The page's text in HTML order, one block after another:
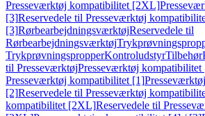
Presseværktøj kompatibilitet [2XL]
[3]Reservedele til Presseværktøj
[3]RørbearbejdningsværktøjReservedele til
Rørbearbejdningsværktøj
TrykprøvningspropperKontroludstyrTilbehør
til PresseværktøjPresseværktøj kompatibilitet
Presseværktøj kompatibilitet [1]
[2]Reservedele til Presseværktøj
kompatibilitet [2XL]Reservedele til